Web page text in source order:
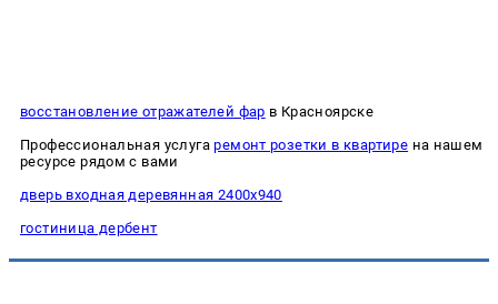
восстановление отражателей фар в Красноярске
Профессиональная услугаремонт розетки в квартире на нашем
ресурсе рядом с вами
дверь входная деревянная 2400х940
гостиница дербент